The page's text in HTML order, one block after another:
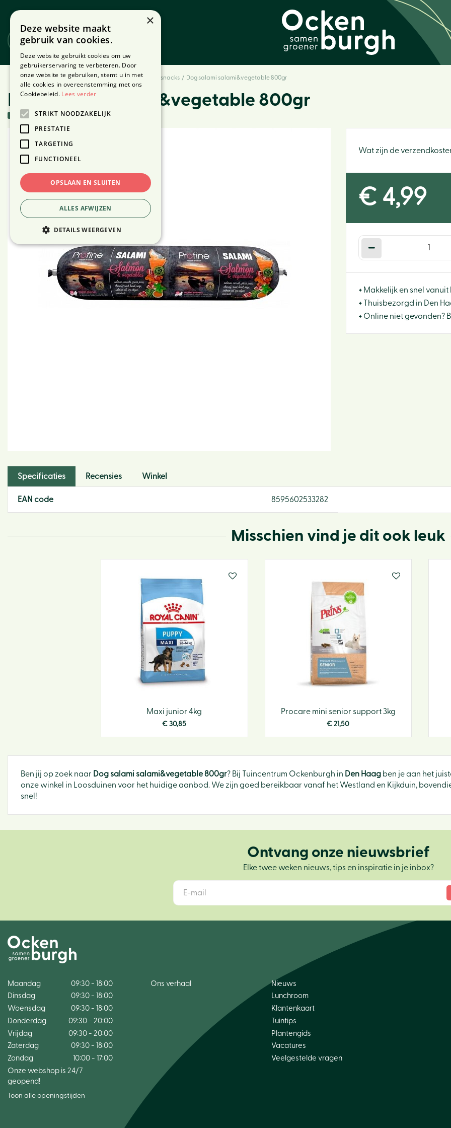
naar
content
Home Producten Dier Honden Hondenvoer & snacks Dog salami salami&vegetable 800gr
Website Webshop
Dog salami salami&vegetable 800gr
4 stuks in voorraad
Wat zijn de
€ 4,99
+ Makkelijk en snel vanuit
+ Thuisbezorgd in Den
+ Online niet gevonden?
Dog salami salami&vegetable 800gr
Specificaties Recensies Winkel
EAN code 8595602533282
Misschien vind je dit ook leuk
Maxi junior 4kg
€ 30,85
Procare mini senior support 3kg
€ 21,50
Ben jij op zoek naar Dog salami salami&vegetable 800gr? Bij Tuincentrum Ockenburgh in Den Haag ben je aan het
onze winkel in Loosduinen voor het huidige aanbod. We zijn goed bereikbaar vanaf het Westland en Kijkduin,
snel!
Ontvang onze nieuwsbrief
Elke twee weken nieuws, tips en inspiratie in je inbox?
Maandag
09:30 - 18:00
Dinsdag
09:30 - 18:00
Woensdag
09:30 - 18:00
Donderdag
09:30 - 20:00
Vrijdag
09:30 - 20:00
Zaterdag
09:30 - 18:00
Zondag
10:00 - 17:00
Onze webshop is 24/7
geopend!
Toon alle openingstijden
Ons verhaal
Nieuws
Lunchroom
Klantenkaart
Tuintips
Plantengids
Vacatures
Veelgestelde vragen
×
Deze website maakt
gebruik van cookies.
Deze website gebruikt cookies om uw
gebruikerservaring te verbeteren. Door
onze website te gebruiken, stemt u in met
alle cookies in overeenstemming met ons
Cookiebeleid. Lees verder
STRIKT NOODZAKELIJK
PRESTATIE
TARGETING
FUNCTIONEEL
OPSLAAN EN SLUITEN
ALLES AFWIJZEN
DETAILS WEERGEVEN